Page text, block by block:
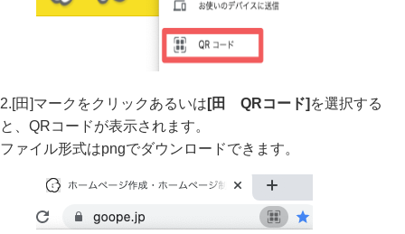
2.[田]マークをクリックあるいは [田 QRコード] を選択する
と、QRコードが表示されます。
ファイル形式はpngでダウンロードできます。